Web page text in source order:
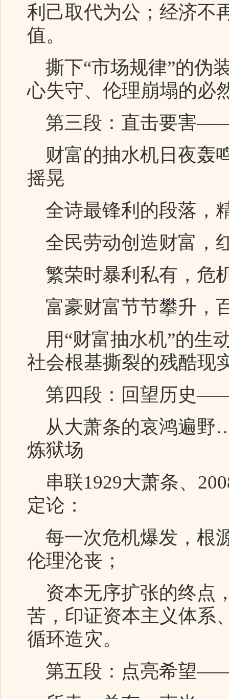
利己取代为公；经济不
值。
撕下“市场规律”的伪
心失守、伦理崩塌的必
第三段：直击要害
财富的抽水机日夜轰
摇晃
全诗最锋利的段落，
全民劳动创造财富，
繁荣时暴利私有，危
富豪财富节节攀升，
用“财富抽水机”的生
社会根基撕裂的残酷现
第四段：回望历史
从大萧条的哀鸿遍野
炼狱场
串联1929大萧条、
定论：
每一次危机爆发，根
伦理沦丧；
资本无序扩张的终点
苦，印证资本主义体系
循环造灾。
第五段：点亮希望